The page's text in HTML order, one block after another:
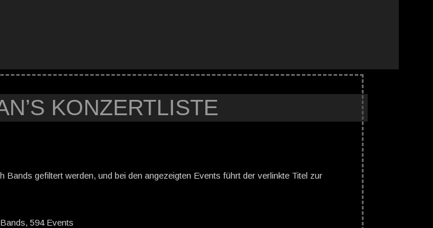
KONZERTLISTE
gefiltert werden, und bei den angezeigten Events führt der verlinkte Titel zur
594 Events